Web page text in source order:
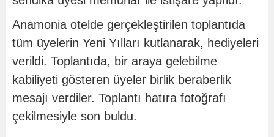
Anamonia otelde gerçekleştirilen toplantıda
tüm üyelerin Yeni Yılları kutlanarak, hediyeleri
verildi. Toplantıda, bir araya gelebilme
kabiliyeti gösteren üyeler birlik beraberlik
mesajı verdiler. Toplantı hatıra fotoğrafı
çekilmesiyle son buldu.